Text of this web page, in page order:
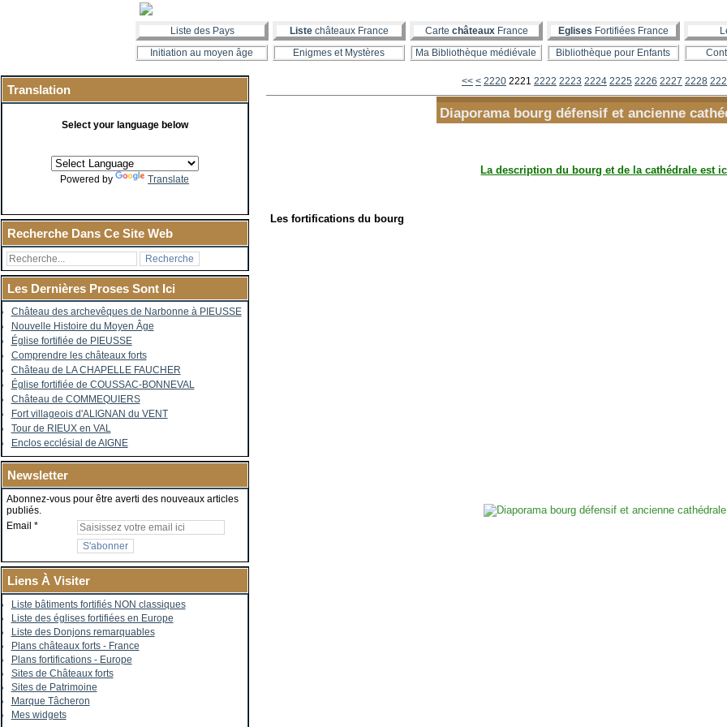
Liste des Pays Liste châteaux France Carte châteauxFrance Eglises Fortifiées France
Initiation au moyen âge
Enigmes et Mystères Ma Bibliothèque médiévale Bibliothèque pour Enfants
Translation
Select your language below
Powered by Translate
Recherche Dans Ce Site Web
Les Dernières Proses Sont Ici
Château des archevêques de Narbonne à PIEUSSE
Nouvelle Histoire du Moyen Âge
Église fortifiée de PIEUSSE
Comprendre les châteaux forts
Château de LA CHAPELLE FAUCHER
Église fortifiée de COUSSAC-BONNEVAL
Château de COMMEQUIERS
Fort villageois d'ALIGNAN du VENT
Tour de RIEUX en VAL
Enclos ecclésial de AIGNE
Newsletter
Abonnez-vous pour être averti des nouveaux articles
publiés.
Email
Liens À Visiter
Liste bâtiments fortifiés NON classiques
Liste des églises fortifiées en Europe
Liste des Donjons remarquables
Plans châteaux forts - France
Plans fortifications - Europe
Sites de Châteaux forts
Sites de Patrimoine
Marque Tâcheron
Mes widgets
<< < 2200
2210
2220 2221 2222 2223 2224 2225 2226 2227 2228
Diaporama bourg défensif et ancienne
La description du bourg et de la cathédrale est
Les fortifications du bourg